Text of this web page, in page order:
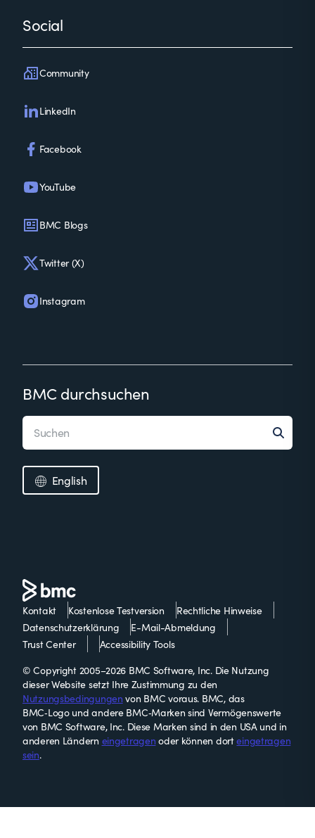
Social
Community
LinkedIn
Facebook
YouTube
BMC Blogs
Twitter (X)
Instagram
BMC durchsuchen
English
Kontakt Kostenlose Testversion
Rechtliche Hinweise
Datenschutzerklärung
E-Mail-Abmeldung
Trust Center
Accessibility Tools
© Copyright 2005–2026 BMC Software, Inc. Die Nutzung
dieser Website setzt Ihre Zustimmung zu den
Nutzungsbedingungen von BMC voraus. BMC, das
BMC‑Logo und andere BMC‑Marken sind Vermögenswerte
von BMC Software, Inc. Diese Marken sind in den USA und in
anderen Ländern eingetragen oder können dorteingetragen
sein.